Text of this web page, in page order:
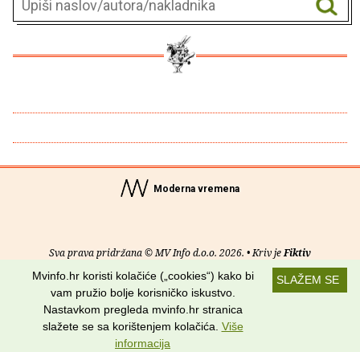
Moderna vremena
Sva prava pridržana © MV Info d.o.o. 2026. • Kriv jeFiktiv
O nama• Pomoć• Uvjeti korištenja•RSS kanali
Potraži nas na:
SLAŽEM SE
Mvinfo.hr koristi kolačiće („cookies“) kako bi
vam pružio bolje korisničko iskustvo.
Nastavkom pregleda mvinfo.hr stranica
slažete se sa korištenjem kolačića. Više
informacija